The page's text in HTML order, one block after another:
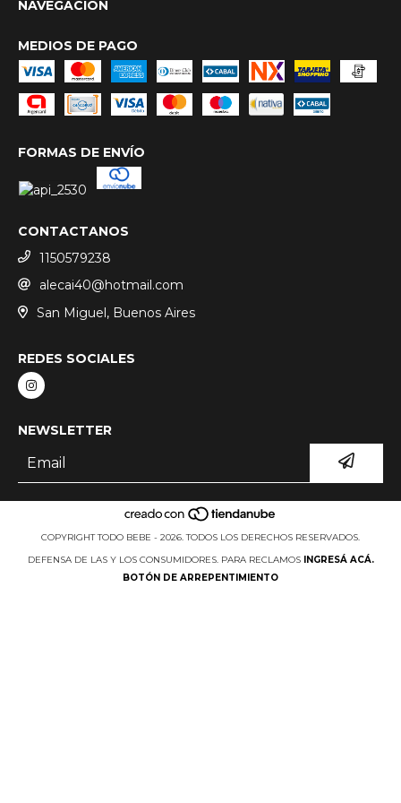
NAVEGACIÓN
MEDIOS DE PAGO
FORMAS DE ENVÍO
CONTACTANOS
1150579238
alecai40@hotmail.com
San Miguel, Buenos Aires
REDES SOCIALES
NEWSLETTER
COPYRIGHT TODO BEBE - 2026. TODOS LOS DERECHOS RESERVADOS.
DEFENSA DE LAS Y LOS CONSUMIDORES. PARA RECLAMOS
INGRESÁ ACÁ.
BOTÓN DE ARREPENTIMIENTO